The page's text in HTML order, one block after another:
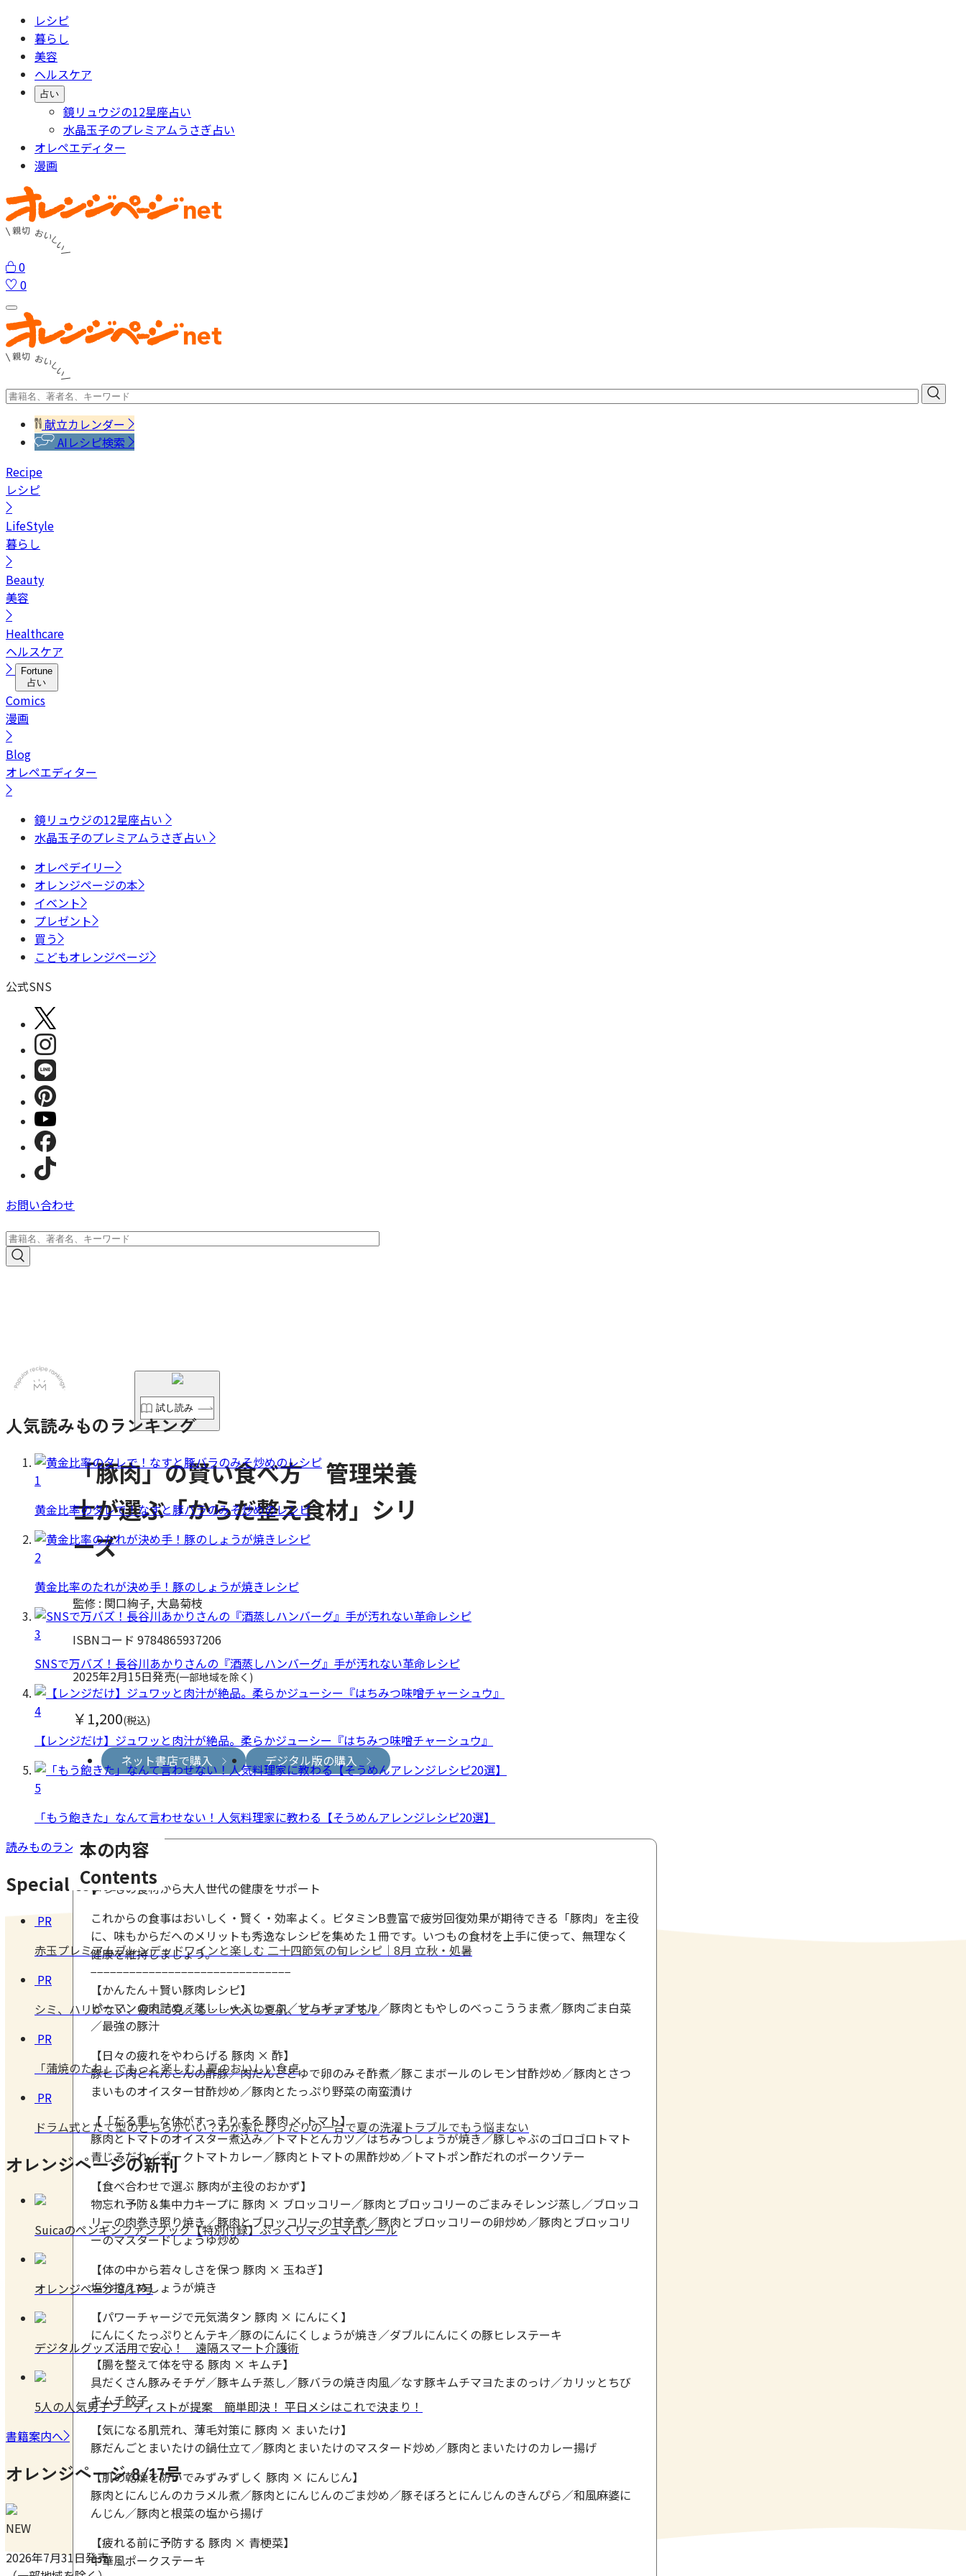
レシピ
暮らし
美容
ヘルスケア
占い
鏡リュウジの12星座占い
水晶玉子のプレミアムうさぎ占い
オレペエディター
漫画
0
0
献立カレンダー
AIレシピ検索
Recipe
レシピ
LifeStyle
暮らし
Beauty
美容
Healthcare
ヘルスケア
Fortune
占い
Comics
漫画
Blog
オレペエディター
鏡リュウジの12星座占い
水晶玉子のプレミアムうさぎ占い
オレペデイリー
オレンジページの本
イベント
プレゼント
買う
こどもオレンジページ
公式SNS
お問い合わせ
試し読み
「豚肉」の賢い食べ方 管理栄養
士が選ぶ「からだ整え食材」シリ
ーズ
監修 : 関口絢子, 大島菊枝
ISBNコード 9784865937206
2025年2月15日発売(一部地域を除く)
￥1,200(税込)
ネット書店で購入 デジタル版の購入
本の内容
Contents
いつもの食材から大人世代の健康をサポート
これからの食事はおいしく・賢く・効率よく。ビタミンB豊富で疲労回復効果が期待できる「豚肉」を主役
に、味もからだへのメリットも秀逸なレシピを集めた１冊です。いつもの食材を上手に使って、無理なく
健康を維持しましょう。
−−−−−−−−−−−−−−−−−−−−−−−−−−−−−−−
【かんたん＋賢い豚肉レシピ】
ピーマンの肉詰め／蒸ししゃぶしゃぶ／サムギョプサル／豚肉ともやしのべっこううま煮／豚肉ごま白菜
／最強の豚汁
【日々の疲れをやわらげる 豚肉 × 酢】
豚ヒレ肉とれんこんの酢豚／肉だんごとゆで卵のみそ酢煮／豚こまボールのレモン甘酢炒め／豚肉とさつ
まいものオイスター甘酢炒め／豚肉とたっぷり野菜の南蛮漬け
【「だる重」な体がすっきりする 豚肉 × トマト】
豚肉とトマトのオイスター煮込み／トマトとんカツ／はちみつしょうが焼き／豚しゃぶのゴロゴロトマト
青じそだれ／ポークトマトカレー／豚肉とトマトの黒酢炒め／トマトポン酢だれのポークソテー
【食べ合わせで選ぶ 豚肉が主役のおかず】
物忘れ予防＆集中力キープに 豚肉 × ブロッコリー／豚肉とブロッコリーのごまみそレンジ蒸し／ブロッコ
リーの肉巻き照り焼き／豚肉とブロッコリーの甘辛煮／豚肉とブロッコリーの卵炒め／豚肉とブロッコリ
ーのマスタードしょうゆ炒め
【体の中から若々しさを保つ 豚肉 × 玉ねぎ】
塩分控えめしょうが焼き
【パワーチャージで元気満タン 豚肉 × にんにく】
にんにくたっぷりとんテキ／豚のにんにくしょうが焼き／ダブルにんにくの豚ヒレステーキ
【腸を整えて体を守る 豚肉 × キムチ】
具だくさん豚みそチゲ／豚キムチ蒸し／豚バラの焼き肉風／なす豚キムチマヨたまのっけ／カリッとちび
キムチ餃子
【気になる肌荒れ、薄毛対策に 豚肉 × まいたけ】
豚だんごとまいたけの鍋仕立て／豚肉とまいたけのマスタード炒め／豚肉とまいたけのカレー揚げ
【肌の乾燥を防いでみずみずしく 豚肉 × にんじん】
豚肉とにんじんのカラメル煮／豚肉とにんじんのごま炒め／豚そぼろとにんじんのきんぴら／和風麻婆に
んじん／豚肉と根菜の塩から揚げ
【疲れる前に予防する 豚肉 × 青梗菜】
中華風ポークステーキ
人気読みものランキング
1
黄金比率のタレで！なすと豚バラのみそ炒めのレシピ
2
黄金比率のたれが決め手！豚のしょうが焼きレシピ
3
SNSで万バズ！長谷川あかりさんの『酒蒸しハンバーグ』手が汚れない革命レシピ
4
【レンジだけ】ジュワッと肉汁が絶品。柔らかジューシー『はちみつ味噌チャーシュウ』
5
「もう飽きた」なんて言わせない！人気料理家に教わる【そうめんアレンジレシピ20選】
読みものランキング
Special topics
PR
赤玉プレミアムブレンデッドワインと楽しむ 二十四節気の旬レシピ｜8月 立秋・処暑
PR
シミ、ハリがない、疲れて見える……大人の夏肌、どうケアする？
PR
「蒲焼のたれ」でもっと楽しむ！夏のおいしい食卓
PR
ドラム式とたて型のどちらがいい？わが家にぴったりの一台で夏の洗濯トラブルでもう悩まない
オレンジページの新刊
Suicaのペンギンファンブック【特別付録】ぷっくりマシュマロシール
オレンジページ 8/17号
デジタルグッズ活用で安心！ 遠隔スマート介護術
5人の人気男子フーディストが提案 簡単即決！ 平日メシはこれで決まり！
書籍案内へ
オレンジページ 8/17号
NEW
2026年7月31日発売